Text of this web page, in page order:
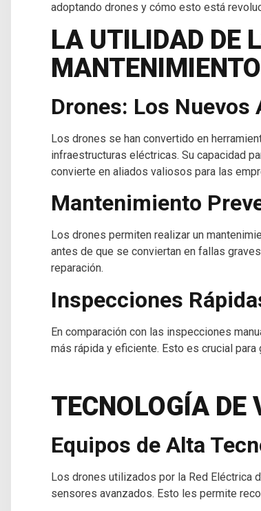
adoptando drones y cómo esto está
LA UTILIDAD DE
Drones: Los Nuevos
Los drones se han convertido en
infraestructuras eléctricas. Su capacidad
convierte en aliados valiosos para las
Mantenimiento
Los drones permiten realizar un
antes de que se conviertan en fallas
reparación.
Inspecciones
En comparación con las inspecciones
más rápida y eficiente. Esto es crucial
TECNOLOGÍA DE
Equipos de Alta
Los drones utilizados por la Red Eléctrica
sensores avanzados. Esto les permite